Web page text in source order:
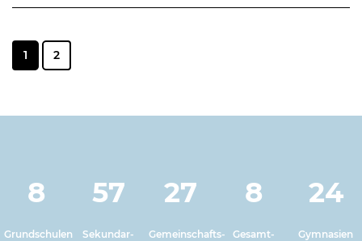
1 2
8
Grundschulen
57
Sekundar-
27
Gemeinschafts-
8
Gesamt-
24
Gymnasien